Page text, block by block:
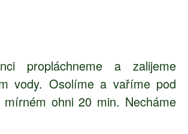
propláchneme a zalijeme
vody. Osolíme a vaříme pod
mírném ohni 20 min. Necháme